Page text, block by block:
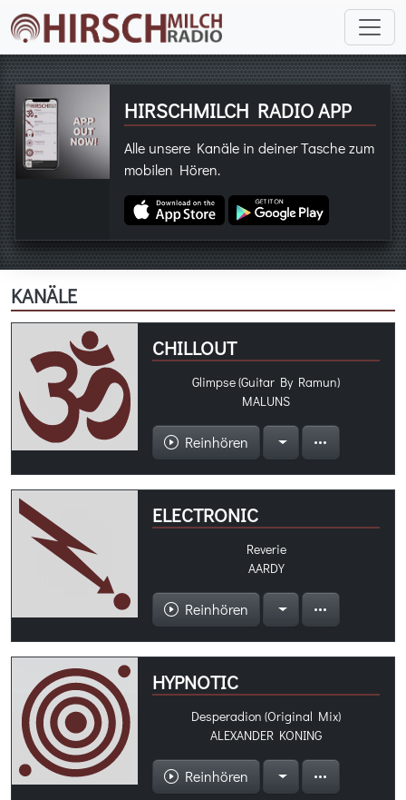
HIRSCHMILCH RADIO APP
Alle unsere Kanäle in deiner Tasche zum
mobilen Hören.
KANÄLE
CHILLOUT
Glimpse (Guitar By Ramun)
MALUNS
Reinhören
ELECTRONIC
Reverie
AARDY
Reinhören
HYPNOTIC
Desperadion (Original Mix)
ALEXANDER KONING
Reinhören